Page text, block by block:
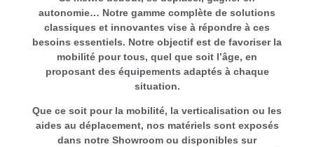
autonomie… Notre gamme complète de solutions
classiques et innovantes vise à répondre à ces
besoins essentiels. Notre objectif est de favoriser la
mobilité pour tous, quel que soit l’âge, en
proposant des équipements adaptés à chaque
situation.
Que ce soit pour la mobilité, la verticalisation ou les
aides au déplacement, nos matériels sont exposés
dans notre Showroom ou disponibles sur